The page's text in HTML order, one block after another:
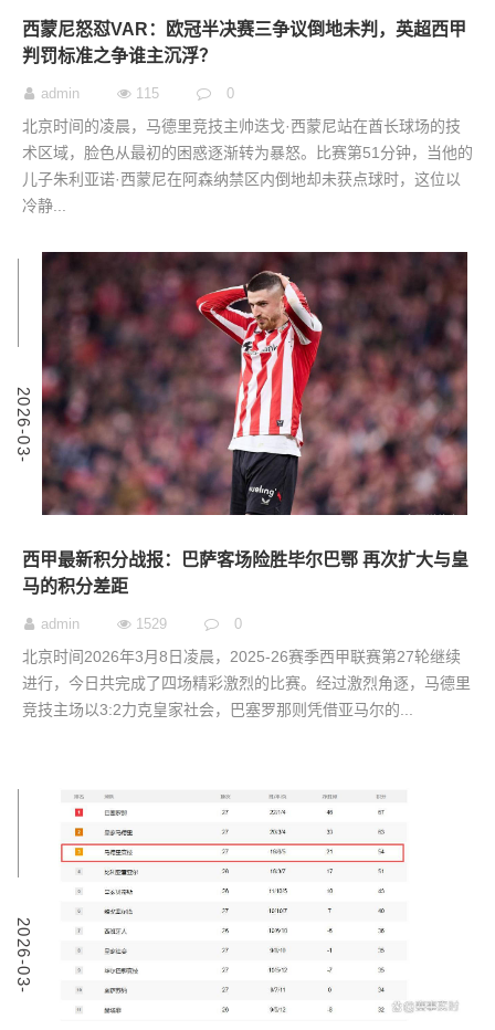
西蒙尼怒怼VAR：欧冠半决赛三争议倒地未判，英超西甲
判罚标准之争谁主沉浮？
admin 115 0
北京时间的凌晨，马德里竞技主帅迭戈·西蒙尼站在酋长球场的技
术区域，脸色从最初的困惑逐渐转为暴怒。比赛第51分钟，当他的
儿子朱利亚诺·西蒙尼在阿森纳禁区内倒地却未获点球时，这位以
冷静...
2
0
2
6
-
0
3
-
0
西甲最新积分战报：巴萨客场险胜毕尔巴鄂 再次扩大与皇
马的积分差距
admin 1529 0
北京时间2026年3月8日凌晨，2025-26赛季西甲联赛第27轮继续
进行，今日共完成了四场精彩激烈的比赛。经过激烈角逐，马德里
竞技主场以3:2力克皇家社会，巴塞罗那则凭借亚马尔的...
2
0
2
6
-
0
3
-
0